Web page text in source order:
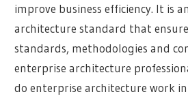
improve business efficiency. It is
architecture standard that
standards, methodologies and
enterprise architecture
do enterprise architecture work